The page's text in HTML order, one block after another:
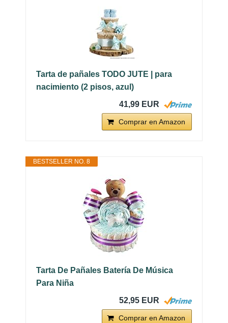
Tarta de pañales TODO JUTE | para
nacimiento (2 pisos, azul)
41,99 EUR
Comprar en Amazon
BESTSELLER NO. 8
Tarta De Pañales Batería De Música
Para Niña
52,95 EUR
Comprar en Amazon